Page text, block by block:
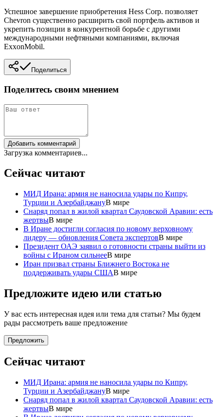
Успешное завершение приобретения Hess Corp. позволяет
Chevron существенно расширить свой портфель активов и
укрепить позиции в конкурентной борьбе с другими
международными нефтяными компаниями, включая
ExxonMobil.
Поделиться
Поделитесь своим мнением
Добавить комментарий
Загрузка комментариев...
Сейчас читают
МИД Ирана: армия не наносила удары по Кипру,
Турции и АзербайджануВ мире
Снаряд попал в жилой квартал Саудовской Аравии: есть
жертвыВ мире
В Иране достигли согласия по новому верховному
лидеру — обновления Совета экспертовВ мире
Президент ОАЭ заявил о готовности страны выйти из
войны с Ираном сильнееВ мире
Иран призвал страны Ближнего Востока не
поддерживать удары СШАВ мире
Предложите идею или статью
У вас есть интересная идея или тема для статьи? Мы будем
рады рассмотреть ваше предложение
Предложить
Сейчас читают
МИД Ирана: армия не наносила удары по Кипру,
Турции и АзербайджануВ мире
Снаряд попал в жилой квартал Саудовской Аравии: есть
жертвыВ мире